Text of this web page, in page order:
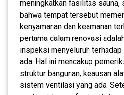
meningkatkan fasilitas sauna,
bahwa tempat tersebut
kenyamanan dan keamanan
pertama dalam renovasi
inspeksi menyeluruh
ada. Hal ini mencakup
struktur bangunan, keausan
sistem ventilasi yang ada.